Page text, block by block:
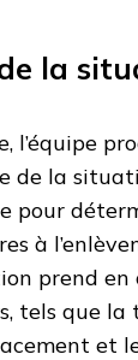
la
l’équipe
de la
pour
à
prend
tels que la
et